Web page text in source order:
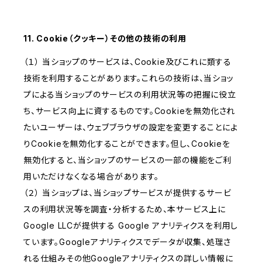
11. Cookie（クッキー）その他の技術の利用
（１） 当ショップのサービスは、Cookie及びこれに類する
技術を利用することがあります。これらの技術は、当ショッ
プによる当ショップのサービスの利用状況等の把握に役立
ち、サービス向上に資するものです。Cookieを無効化され
たいユーザーは、ウェブブラウザの設定を変更することによ
りCookieを無効化することができます。但し、Cookieを
無効化すると、当ショップのサービスの一部の機能をご利
用いただけなくなる場合があります。
（２） 当ショップは、当ショップサービスが提供するサービ
スの利用状況等を調査・分析するため、本サービス上に
Google LLCが提供する Google アナリティクスを利用し
ています。Googleアナリティクスでデータが収集、処理さ
れる仕組みその他Googleアナリティクスの詳しい情報に